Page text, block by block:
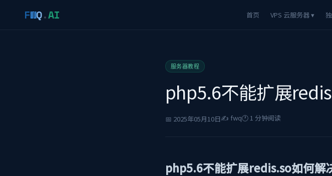
FWQ.AI 首页 VPS 云服务器 ▾
服务器教程
php5.6不能扩展
📅 2025年05月10日✍️ fwq🕐 1 分钟阅读
php5.6不能扩展redis.so如何解